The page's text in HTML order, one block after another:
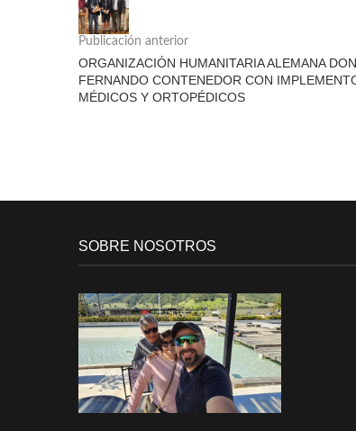
Publicación anterior
ORGANIZACIÓN HUMANITARIA ALEMANA
FERNANDO CONTENEDOR CON
MÉDICOS Y ORTOPÉDICOS
SOBRE NOSOTROS